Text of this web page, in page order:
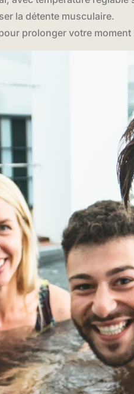
la détente musculaire.
prolonger votre moment